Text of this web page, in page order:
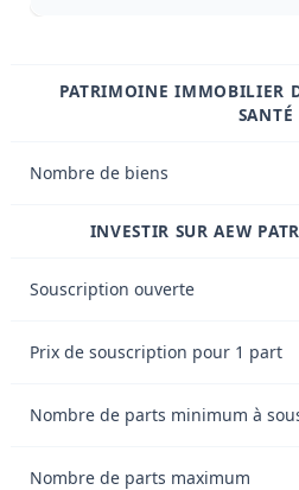
PATRIMOINE IMMOBILIER
SANTÉ
Nombre de biens
INVESTIR SUR AEW
Souscription ouverte
Prix de souscription pour 1 part
Nombre de parts minimum à
Nombre de parts maximum